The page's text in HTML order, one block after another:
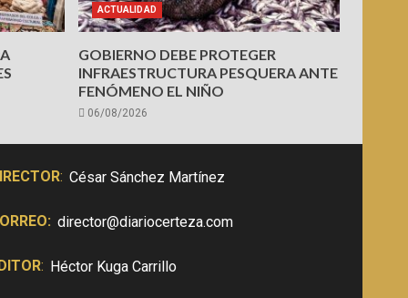
ACTUALIDAD
GOBIERNO DEBE PROTEGER
INFRAESTRUCTURA PESQUERA ANTE
FENÓMENO EL NIÑO
06/08/2026
: César Sánchez Martínez
director@diariocerteza.com
: Héctor Kuga Carrillo